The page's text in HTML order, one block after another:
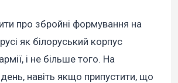
про збройні формування на
як білоруський корпус
і не більше того. На
навіть якщо припустити, що